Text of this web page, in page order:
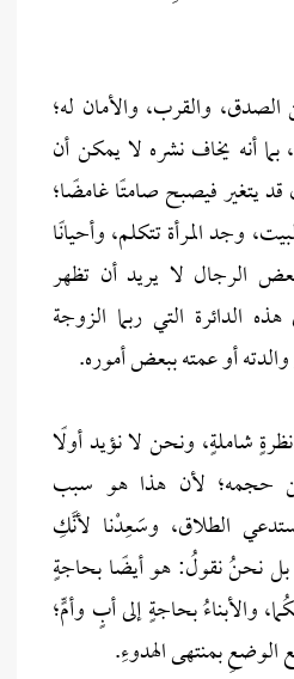
والقرب، والأمان له؛
أنه يخاف نشره لا يمكن أن
قد يتغير فيصبح صامتًا غامضًا؛
وجد المرأة تتكلم، وأحيانًا
الرجال لا يريد أن تظهر
الدائرة التي ربما الزوجة
أو عمته ببعض أموره.
شاملةٍ، ونحن لا نؤيد أولًا
حجمه؛ لأن هذا هو سبب
الطلاق، وسَعِدْنا لأنَّكِ
بل نحنُ نقولُ: هو أيضًا بحاجةٍ
والأبناءُ بحاجةٍ إلى أبٍ وأمٍّ؛
الوضعِ بمنتهى الهدوءِ.